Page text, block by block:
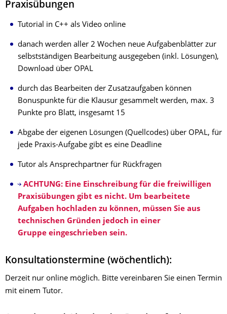
Praxisübungen
Tutorial in C++ als Video online
danach werden aller 2 Wochen neue Aufgabenblätter zur
selbstständigen Bearbeitung ausgegeben (inkl. Lösungen),
Download über OPAL
durch das Bearbeiten der Zusatzaufgaben können
Bonuspunkte für die Klausur gesammelt werden, max. 3
Punkte pro Blatt, insgesamt 15
Abgabe der eigenen Lösungen (Quellcodes) über OPAL, für
jede Praxis-Aufgabe gibt es eine Deadline
Tutor als Ansprechpartner für Rückfragen
ACHTUNG: Eine Einschreibung für die freiwilligen
Praxisübungen gibt es nicht. Um bearbeitete
Aufgaben hochladen zu können, müssen Sie aus
technischen Gründen jedoch in einer
Gruppe eingeschrieben sein.
Konsultationstermine (wöchentlich):
Derzeit nur online möglich. Bitte vereinbaren Sie einen Termin
mit einem Tutor.